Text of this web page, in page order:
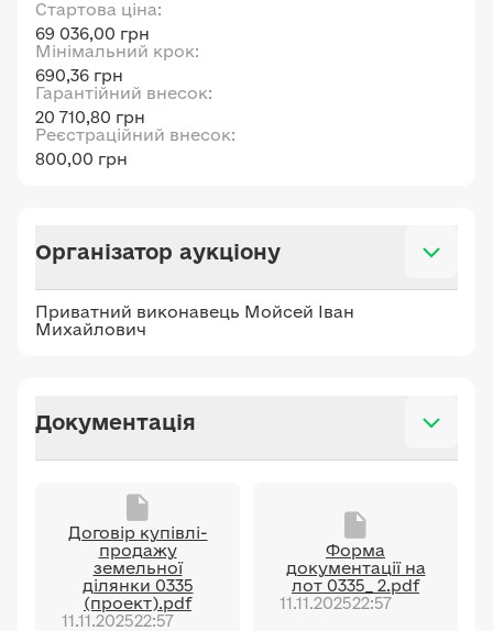
Стартова ціна:
69 036,00 грн
Мінімальний крок:
690,36 грн
Гарантійний внесок:
20 710,80 грн
Реєстраційний внесок:
800,00 грн
Організатор аукціону
Приватний виконавець Мойсей Іван
Михайлович
Документація
Договір купівлі-
продажу
земельної
ділянки 0335
(проект).pdf
11.11.202522:57
Форма
документації на
лот 0335_ 2.pdf
11.11.202522:57